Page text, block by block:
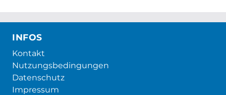
INFOS
Kontakt
Nutzungsbedingungen
Datenschutz
Impressum